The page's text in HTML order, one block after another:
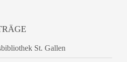
St. Gallen